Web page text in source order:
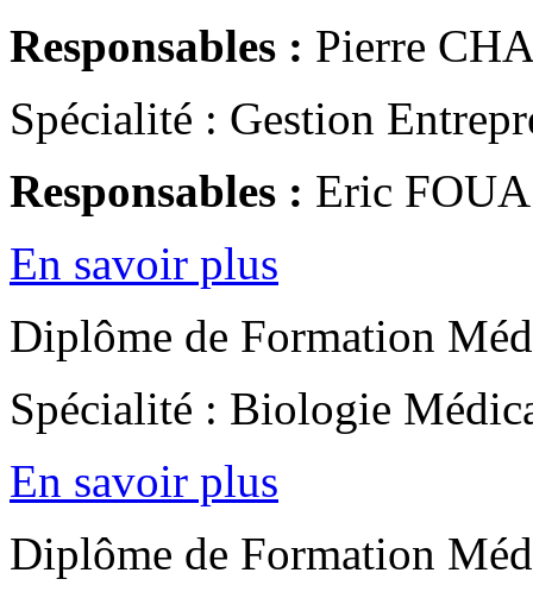
Responsables : Pierre
Spécialité : Gestion
Responsables : Eric
En savoir plus
Diplôme de Formation
Spécialité : Biologie
En savoir plus
Diplôme de Formation